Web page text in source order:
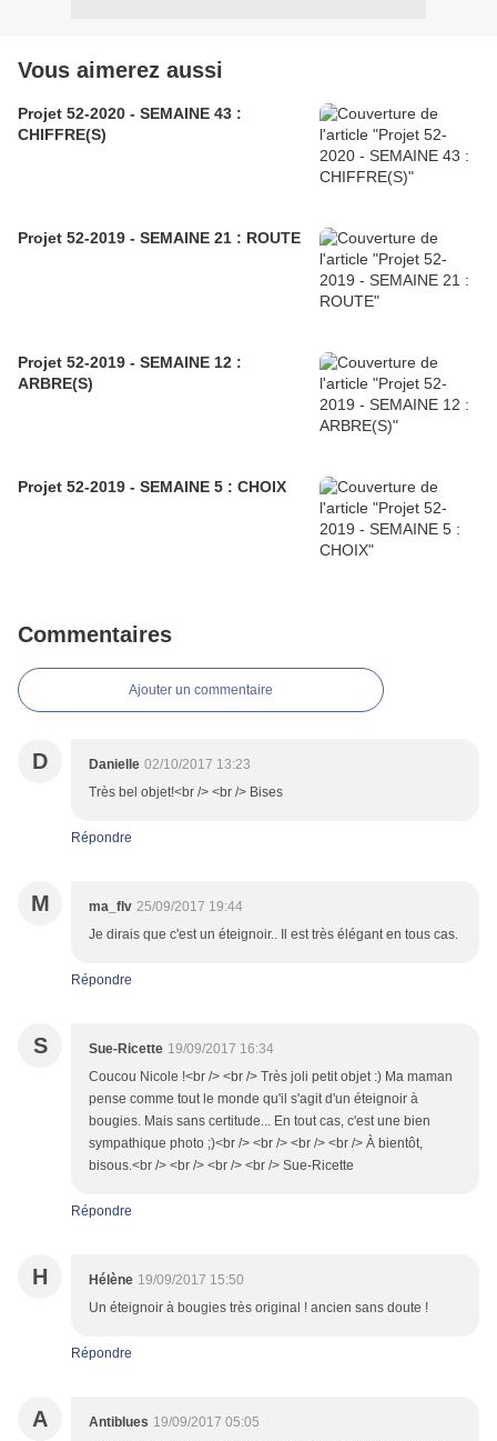
Vous aimerez aussi
Projet 52-2020 - SEMAINE 43 :
CHIFFRE(S)
Projet 52-2019 - SEMAINE 21 : ROUTE
Projet 52-2019 - SEMAINE 12 :
ARBRE(S)
Projet 52-2019 - SEMAINE 5 : CHOIX
Commentaires
Ajouter un commentaire
D Danielle 02/10/2017 13:23
Très bel objet!<br /> <br /> Bises
Répondre
M ma_flv 25/09/2017 19:44
Je dirais que c'est un éteignoir.. Il est très élégant en tous cas.
Répondre
S Sue-Ricette 19/09/2017 16:34
Coucou Nicole !<br /> <br /> Très joli petit objet :) Ma maman
pense comme tout le monde qu'il s'agit d'un éteignoir à
bougies. Mais sans certitude... En tout cas, c'est une bien
sympathique photo ;)<br /> <br /> <br /> <br /> À bientôt,
bisous.<br /> <br /> <br /> <br /> Sue-Ricette
Répondre
H Hélène 19/09/2017 15:50
Un éteignoir à bougies très original ! ancien sans doute !
Répondre
A Antiblues 19/09/2017 05:05